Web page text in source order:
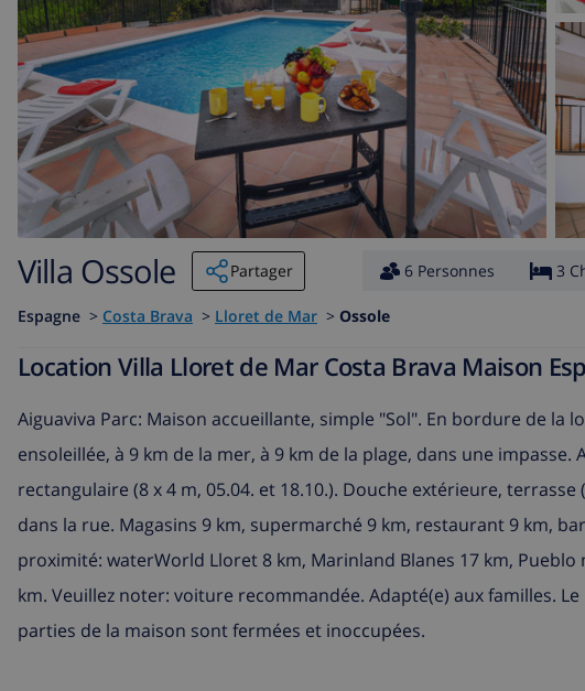
Villa Ossole Partager 6 Personnes 3
Espagne > Costa Brava > Lloret de Mar > Ossole
Location Villa Lloret de Mar Costa Brava Maison
Aiguaviva Parc: Maison accueillante, simple "Sol". En bordure de
ensoleillée, à 9 km de la mer, à 9 km de la plage, dans une
rectangulaire (8 x 4 m, 05.04. et 18.10.). Douche extérieure,
dans la rue. Magasins 9 km, supermarché 9 km, restaurant 9 km,
proximité: waterWorld Lloret 8 km, Marinland Blanes 17 km,
km. Veuillez noter: voiture recommandée. Adapté(e) aux familles.
parties de la maison sont fermées et inoccupées.